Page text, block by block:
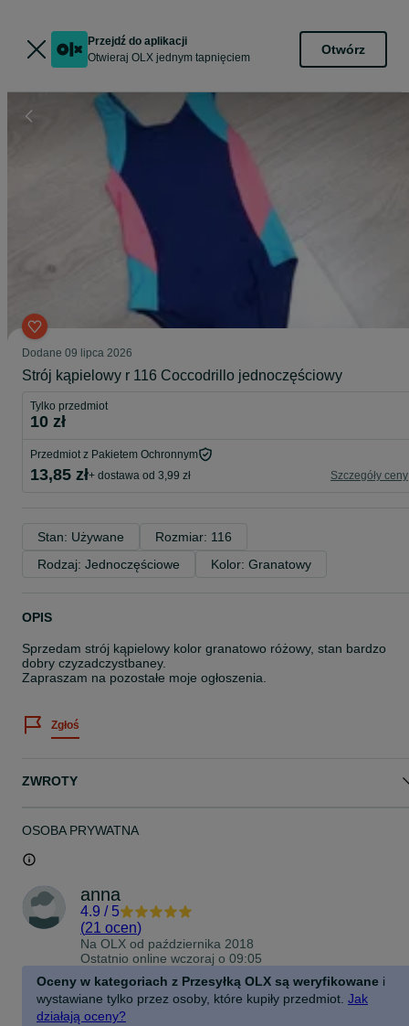
Przejdź do aplikacji
Otwieraj OLX jednym tapnięciem
Otwórz
Dodane 09 lipca 2026
Strój kąpielowy r 116 Coccodrillo jednoczęściowy
Tylko przedmiot
10 zł
Przedmiot z Pakietem Ochronnym
13,85 zł+ dostawa od 3,99 zł Szczegóły ceny
Stan: Używane
Rozmiar: 116
Rodzaj: Jednoczęściowe
Kolor: Granatowy
OPIS
Sprzedam strój kąpielowy kolor granatowo różowy, stan bardzo
dobry czyzadczystbaney.
Zapraszam na pozostałe moje ogłoszenia.
Zgłoś
ZWROTY
OSOBA PRYWATNA
anna
4.9 / 5
(21 ocen)
Na OLX od października 2018
Ostatnio online wczoraj o 09:05
Oceny w kategoriach z Przesyłką OLX są weryfikowane i
wystawiane tylko przez osoby, które kupiły przedmiot. Jak
działają oceny?